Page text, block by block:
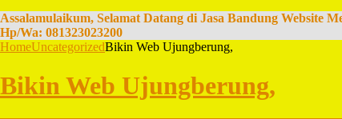
Assalamulaikum, Selamat Datang di Jasa Bandung Website
Hp/Wa: 081323023200
HomeUncategorizedBikin Web Ujungberung,
Bikin Web Ujungberung,